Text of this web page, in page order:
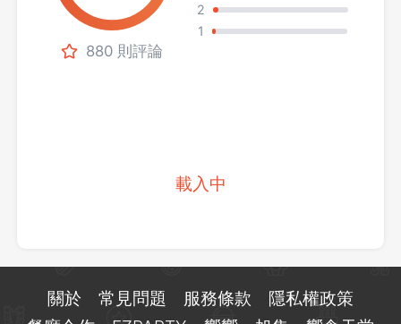
880 則評論
2
1
載入中
關於 常見問題 服務條款
隱私權政策